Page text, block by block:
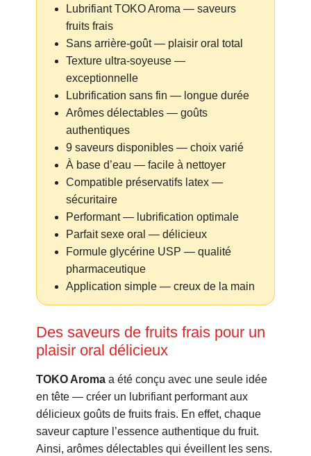
Lubrifiant TOKO Aroma — saveurs
fruits frais
Sans arrière-goût — plaisir oral total
Texture ultra-soyeuse —
exceptionnelle
Lubrification sans fin — longue durée
Arômes délectables — goûts
authentiques
9 saveurs disponibles — choix varié
À base d’eau — facile à nettoyer
Compatible préservatifs latex —
sécuritaire
Performant — lubrification optimale
Parfait sexe oral — délicieux
Formule glycérine USP — qualité
pharmaceutique
Application simple — creux de la main
Des saveurs de fruits frais pour un
plaisir oral délicieux
TOKO Aroma a été conçu avec une seule idée
en tête — créer un lubrifiant performant aux
délicieux goûts de fruits frais. En effet, chaque
saveur capture l’essence authentique du fruit.
Ainsi, arômes délectables qui éveillent les sens.